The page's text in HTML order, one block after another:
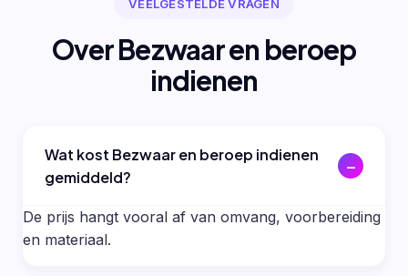
VEELGESTELDE VRAGEN
Over Bezwaar en beroep
indienen
Wat kost Bezwaar en beroep indienen
gemiddeld?
De prijs hangt vooral af van omvang, voorbereiding
en materiaal.